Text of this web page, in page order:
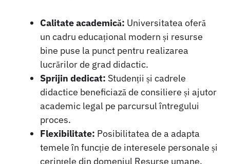
Calitate academică: Universitatea oferă
un cadru educațional modern și resurse
bine puse la punct pentru realizarea
lucrărilor de grad didactic.
Sprijin dedicat: Studenții și cadrele
didactice beneficiază de consiliere și ajutor
academic legal pe parcursul întregului
proces.
Flexibilitate: Posibilitatea de a adapta
temele în funcție de interesele personale și
cerințele din domeniul Resurse umane.